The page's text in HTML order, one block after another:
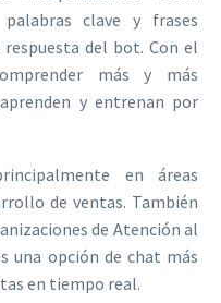
clave y frases
respuesta del bot. Con el
más y más
y entrenan por
en áreas
de ventas. También
de Atención al
una opción de chat más
en tiempo real.